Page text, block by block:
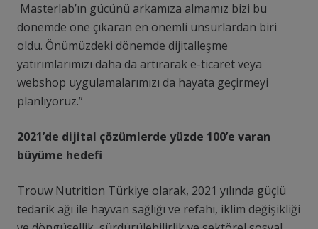
Masterlab’ın gücünü arkamıza almamız bizi bu
dönemde öne çıkaran en önemli unsurlardan biri
oldu. Önümüzdeki dönemde dijitalleşme
yatırımlarımızı daha da artırarak e-ticaret veya
webshop uygulamalarımızı da hayata geçirmeyi
planlıyoruz.”
2021’de dijital çözümlerde yüzde 100’e varan
büyüme hedefi
Trouw Nutrition Türkiye olarak, 2021 yılında güçlü
tedarik ağı ile hayvan sağlığı ve refahı, iklim değişikliği